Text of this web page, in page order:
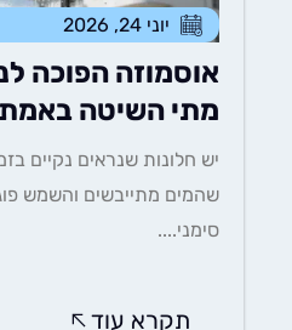
יוני 24, 2026
אוסמוזה הפוכה לניקוי
מתי השיטה באמת
יש חלונות שנראים נקיים בזמן
שהמים מתייבשים והשמש פוגעת
תקרא עוד